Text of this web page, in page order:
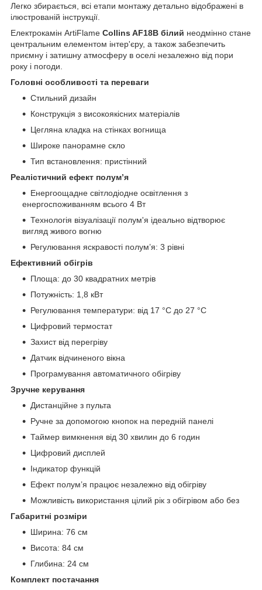
Легко збирається, всі етапи монтажу детально відображені в
ілюстрованій інструкції.
Електрокамін ArtiFlame Collins AF18B білий неодмінно стане
центральним елементом інтер'єру, а також забезпечить
приємну і затишну атмосферу в оселі незалежно від пори
року і погоди.
Головні особливості та переваги
Стильний дизайн
Конструкція з високоякісних матеріалів
Цегляна кладка на стінках вогнища
Широке панорамне скло
Тип встановлення: пристінний
Реалістичний ефект полум’я
Енергоощадне світлодіодне освітлення з
енергоспоживанням всього 4 Вт
Технологія візуалізації полум'я ідеально відтворює
вигляд живого вогню
Регулювання яскравості полум’я: 3 рівні
Ефективний обігрів
Площа: до 30 квадратних метрів
Потужність: 1,8 кВт
Регулювання температури: від 17 °C до 27 °C
Цифровий термостат
Захист від перегріву
Датчик відчиненого вікна
Програмування автоматичного обігріву
Зручне керування
Дистанційне з пульта
Ручне за допомогою кнопок на передній панелі
Таймер вимкнення від 30 хвилин до 6 годин
Цифровий дисплей
Індикатор функцій
Ефект полум’я працює незалежно від обігріву
Можливість використання цілий рік з обігрівом або без
Габаритні розміри
Ширина: 76 см
Висота: 84 см
Глибина: 24 см
Комплект постачання